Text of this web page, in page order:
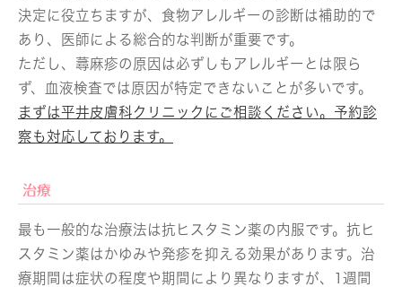
決定に役立ちますが、食物アレルギーの診断は補助的で
あり、医師による総合的な判断が重要です。
ただし、蕁麻疹の原因は必ずしもアレルギーとは限ら
ず、血液検査では原因が特定できないことが多いです。
まずは平井皮膚科クリニックにご相談ください。予約診
察も対応しております。
治療
最も一般的な治療法は抗ヒスタミン薬の内服です。抗ヒ
スタミン薬はかゆみや発疹を抑える効果があります。治
療期間は症状の程度や期間により異なりますが、1週間